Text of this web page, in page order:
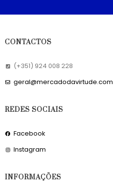
CONTACTOS
(+351) 924 008 228
geral@mercadodavirtude.com
REDES SOCIAIS
Facebook
Instagram
INFORMAÇÕES